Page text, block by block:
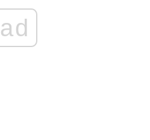
ad